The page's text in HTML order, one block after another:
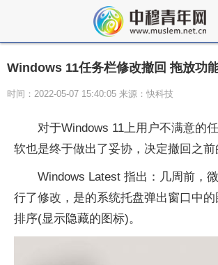
Windows 11任务栏修改撤回 拖放功
时间：2022-05-07 15:40:05 来源：快科技
对于Windows 11上用户不满意的
软也是终于做出了妥协，决定撤回之前
Windows Latest 指出：几周前，
行了修改，是的系统托盘弹出窗口中
排序(显示隐藏的图标)。